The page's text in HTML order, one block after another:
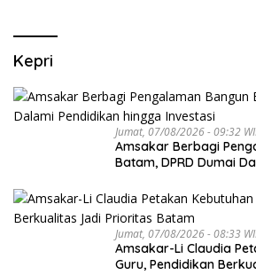
Kepri
Jumat, 07/08/2026 - 09:32
Amsakar Berbagi
Batam, DPRD Dumai
Jumat, 07/08/2026 - 08:33
Amsakar-Li Claudia
Guru, Pendidikan